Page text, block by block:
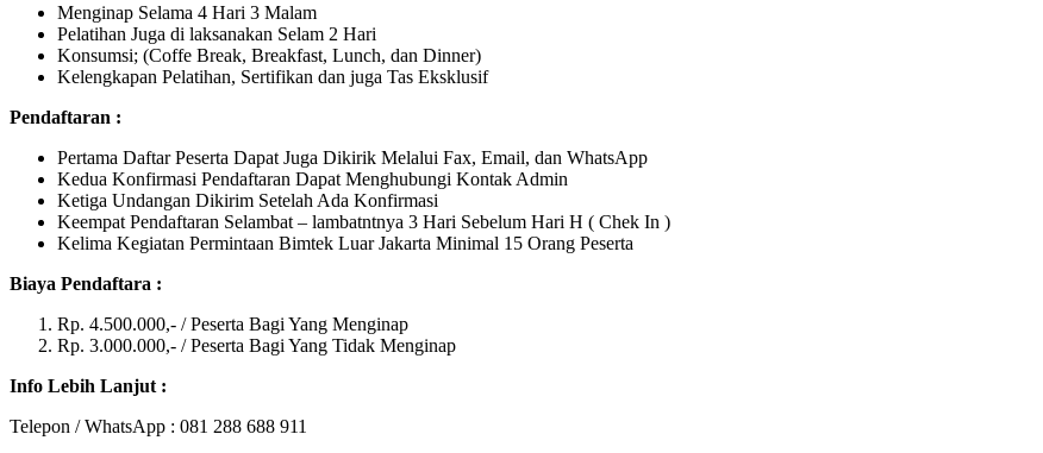
Menginap Selama 4 Hari 3 Malam
Pelatihan Juga di laksanakan Selam 2 Hari
Konsumsi; (Coffe Break, Breakfast, Lunch, dan Dinner)
Kelengkapan Pelatihan, Sertifikan dan juga Tas Eksklusif
Pendaftaran :
Pertama Daftar Peserta Dapat Juga Dikirik Melalui Fax, Email, dan WhatsApp
Kedua Konfirmasi Pendaftaran Dapat Menghubungi Kontak Admin
Ketiga Undangan Dikirim Setelah Ada Konfirmasi
Keempat Pendaftaran Selambat – lambatntnya 3 Hari Sebelum Hari H ( Chek In )
Kelima Kegiatan Permintaan Bimtek Luar Jakarta Minimal 15 Orang Peserta
Biaya Pendaftara :
Rp. 4.500.000,- / Peserta Bagi Yang Menginap
Rp. 3.000.000,- / Peserta Bagi Yang Tidak Menginap
Info Lebih Lanjut :
Telepon / WhatsApp : 081 288 688 911